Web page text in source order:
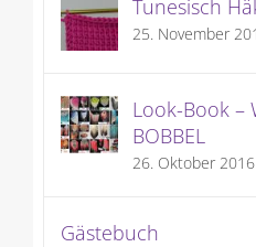
Tunesisch
25. November
Look-Book –
BOBBEL
26. Oktober 2016
Gästebuch